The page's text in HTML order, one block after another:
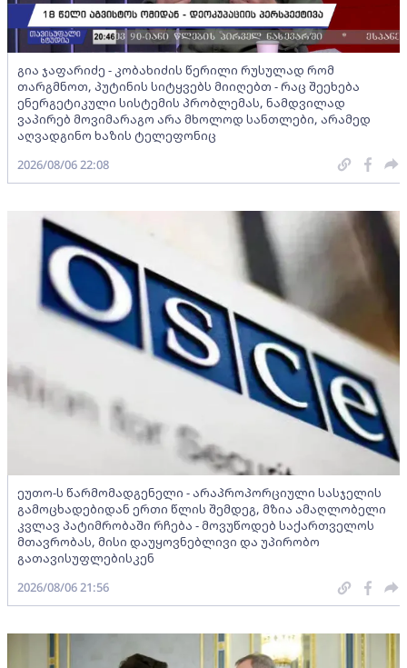
გია ჯაფარიძე - კობახიძის წერილი რუსულად რომ
თარგმნოთ, პუტინის სიტყვებს მიიღებთ - რაც შეეხება
ენერგეტიკული სისტემის პრობლემას, ნამდვილად
ვაპირებ მოვიმარაგო არა მხოლოდ სანთლები, არამედ
აღვადგინო ხაზის ტელეფონიც
2026/08/06 22:08
ეუთო-ს წარმომადგენელი - არაპროპორციული სასჯელის
გამოცხადებიდან ერთი წლის შემდეგ, მზია ამაღლობელი
კვლავ პატიმრობაში რჩება - მოვუწოდებ საქართველოს
მთავრობას, მისი დაუყოვნებლივი და უპირობო
გათავისუფლებისკენ
2026/08/06 21:56